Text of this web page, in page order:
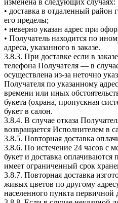
изменена в следующих случаях:
• доставка в отдаленный
его пределы;
• неверно указан адрес при
• Получатель находится по
адреса, указанного в заказе.
3.8.3. При доставке если в
телефона Получателя — в
осуществлена из-за неточно
Получателя по указанному
времени или иных
букета (охрана, пропускная
букет в салон.
3.8.4. В случае отказа
возвращается Исполнителем в
3.8.5. Повторная доставка
3.8.6. По истечение 24 часов с
букет и доставка оплачиваются
имеет ограниченный срок
3.8.7. Повторная доставка
живых цветов по другому
населенного пункта первичной